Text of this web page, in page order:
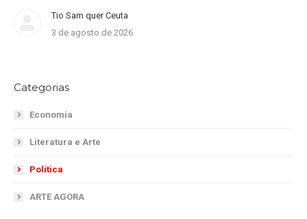
Tio Sam quer Ceuta
3 de agosto de 2026
Categorias
Economia
Literatura e Arte
Política
ARTE AGORA